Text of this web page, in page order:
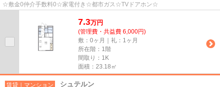
☆敷金0仲介手数料0☆家電付き☆都市ガス☆TVドアホン☆
7.3万円
(管理費・共益費 6,000円)
敷：0ヶ月｜礼：1ヶ月
所在階：1階
間取り：1K
面積：23.18㎡
賃貸｜マンション シュテルン